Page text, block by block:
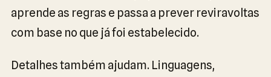
aprende as regras e passa a prever reviravoltas
com base no que já foi estabelecido.
Detalhes também ajudam. Linguagens,